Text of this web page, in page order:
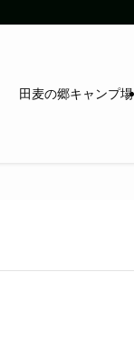
田麦の郷キャンプ場